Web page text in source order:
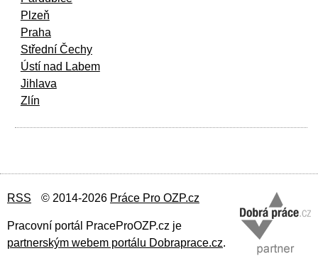
Plzeň
Praha
Střední Čechy
Ústí nad Labem
Jihlava
Zlín
RSS © 2014-2026 Práce Pro OZP.cz
Pracovní portál PraceProOZP.cz je
partnerským webem portálu Dobraprace.cz.